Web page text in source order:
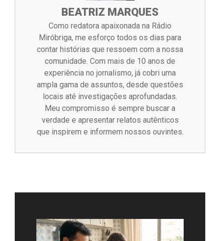
BEATRIZ MARQUES
Como redatora apaixonada na Rádio
Miróbriga, me esforço todos os dias para
contar histórias que ressoem com a nossa
comunidade. Com mais de 10 anos de
experiência no jornalismo, já cobri uma
ampla gama de assuntos, desde questões
locais até investigações aprofundadas.
Meu compromisso é sempre buscar a
verdade e apresentar relatos autênticos
que inspirem e informem nossos ouvintes.